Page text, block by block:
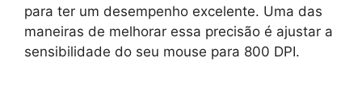
para ter um desempenho excelente. Uma das
maneiras de melhorar essa precisão é ajustar a
sensibilidade do seu mouse para 800 DPI.